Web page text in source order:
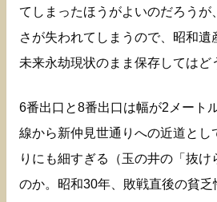
てしまったほうがよいのだろうが
さが失われてしまうので、昭和遺
未来永劫現状のまま保存してはど
6番出口と8番出口は幅が2メート
線から新仲見世通りへの近道とし
りにも細すぎる（玉の井の「抜け
のか。昭和30年、敗戦直後の貧